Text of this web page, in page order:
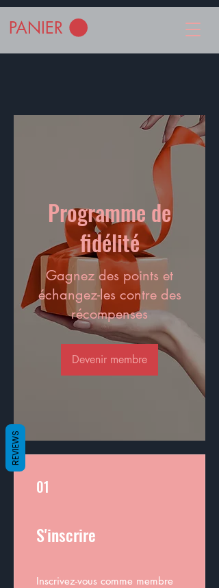
PANIER
Programme de
fidélité
Gagnez des points et
échangez-les contre des
récompenses
Devenir membre
01
S'inscrire
Inscrivez-vous comme membre
REVIEWS